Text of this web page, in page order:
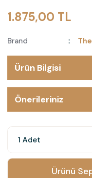
1.875,00 TL
Brand
Ürün Bilgisi
Önerileriniz
Ürünü